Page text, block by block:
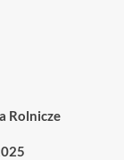
Rolnicze